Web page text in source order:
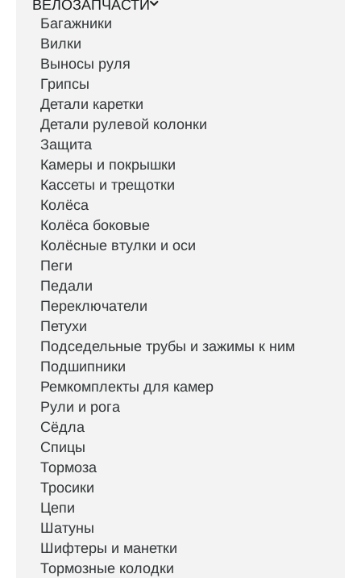
ВЕЛОЗАПЧАСТИ
Багажники
Вилки
Выносы руля
Грипсы
Детали каретки
Детали рулевой колонки
Защита
Камеры и покрышки
Кассеты и трещотки
Колёса
Колёса боковые
Колёсные втулки и оси
Пеги
Педали
Переключатели
Петухи
Подседельные трубы и зажимы к ним
Подшипники
Ремкомплекты для камер
Рули и рога
Сёдла
Спицы
Тормоза
Тросики
Цепи
Шатуны
Шифтеры и манетки
Тормозные колодки